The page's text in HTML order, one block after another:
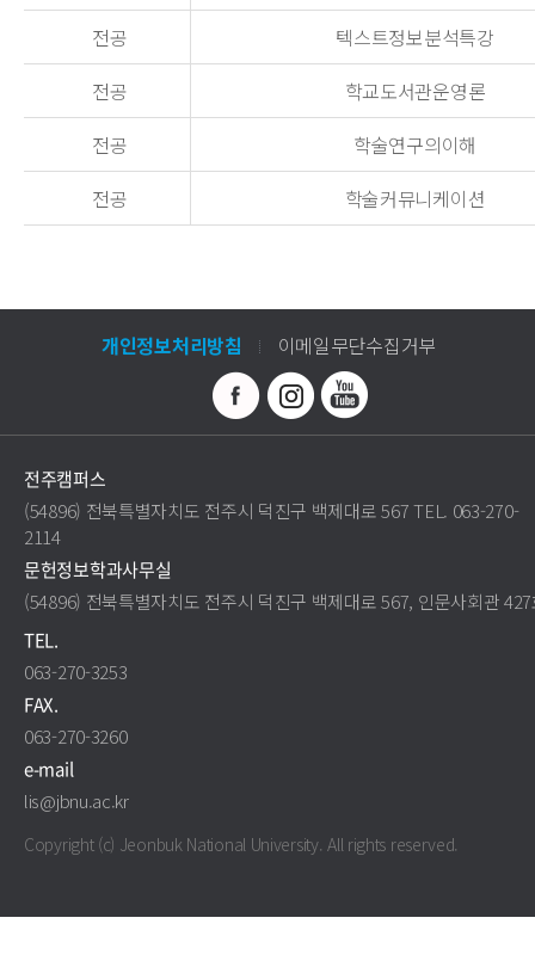
전공
텍스트정보분석특강
전공
학교도서관운영론
전공
학술연구의이해
전공
학술커뮤니케이션
개인정보처리방침 이메일무단수집거부
전주캠퍼스
(54896) 전북특별자치도 전주시 덕진구 백제대로 567 TEL. 063-270-
2114
문헌정보학과사무실
(54896) 전북특별자치도 전주시 덕진구 백제대로 567, 인문사회관
TEL.
063-270-3253
FAX.
063-270-3260
e-mail
lis@jbnu.ac.kr
Copyright (c) Jeonbuk National University.All rights reserved.